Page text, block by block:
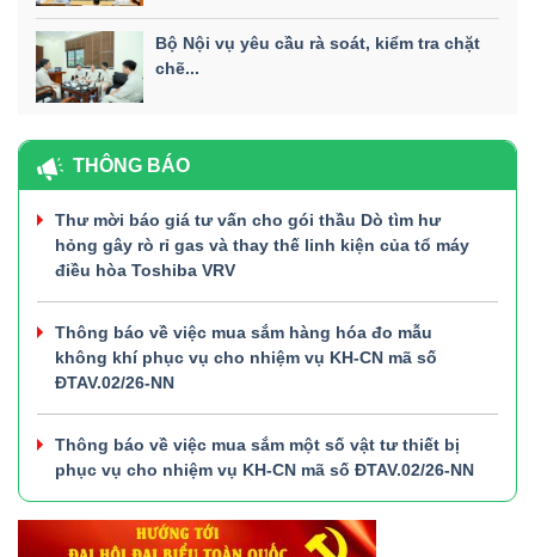
Bộ Nội vụ yêu cầu rà soát, kiểm tra chặt
chẽ...
THÔNG BÁO
Thư mời báo giá tư vấn cho gói thầu Dò tìm hư
hỏng gây rò rỉ gas và thay thế linh kiện của tổ máy
điều hòa Toshiba VRV
Thông báo về việc mua sắm hàng hóa đo mẫu
không khí phục vụ cho nhiệm vụ KH-CN mã số
ĐTAV.02/26-NN
Thông báo về việc mua sắm một số vật tư thiết bị
phục vụ cho nhiệm vụ KH-CN mã số ĐTAV.02/26-NN